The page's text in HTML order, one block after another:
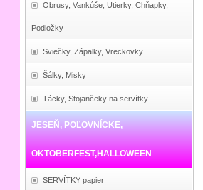
Obrusy, Vankúše, Utierky, Chňapky,
Podložky
Sviečky, Zápalky, Vreckovky
Šálky, Misky
Tácky, Stojančeky na servítky
JESEŇ, POĽOVNÍCKE,
OKTOBERFEST,HALLOWEEN
SERVÍTKY papier